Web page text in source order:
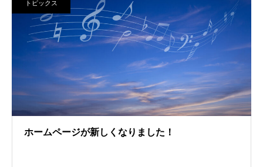
トピックス
ホームページが新しくなりました！